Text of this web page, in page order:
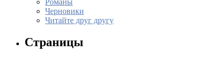
Романы
Черновики
Читайте друг другу
Страницы